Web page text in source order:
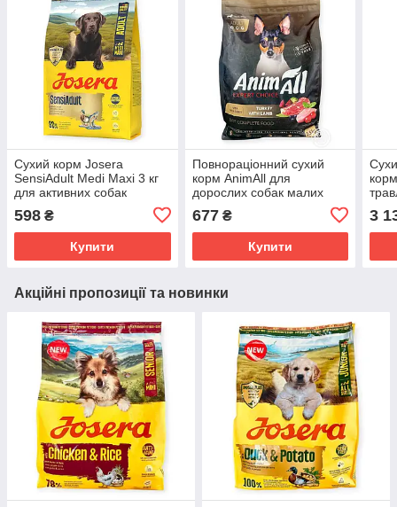
Сухий корм Josera
SensiAdult Medi Maxi 3 кг
для активних собак
середніх та великих порід
із чутливим травленням з
качкою та лососе
598 ₴
Купити
Повнораціонний сухий
корм AnimAll для
дорослих собак малих
порід, зі свіжою індичкою
та ягням, 2.5 кг
677₴
Купити
3
Акційні пропозиції та новинки